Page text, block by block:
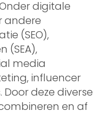
digitale
andere
(SEO),
(SEA),
media
influencer
deze diverse
en af